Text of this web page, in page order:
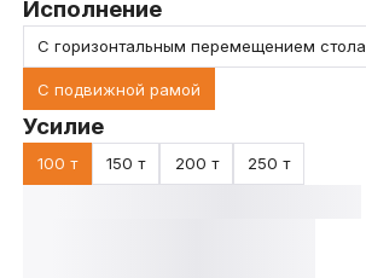
Исполнение
С горизонтальным перемещением стола
С подвижной рамой
Усилие
100 т 150 т 200 т 250 т